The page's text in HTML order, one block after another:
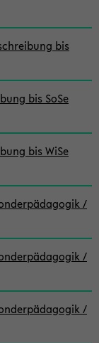
bis
bis SoSe
bis WiSe
/
/
/